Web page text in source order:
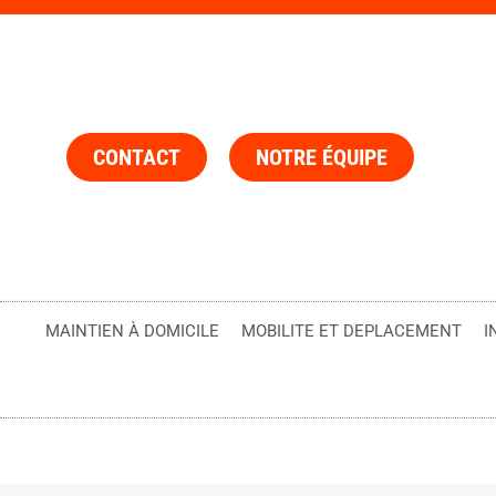
CONTACT NOTRE ÉQUIPE
MAINTIEN À DOMICILE MOBILITE ET DEPLACEMENT